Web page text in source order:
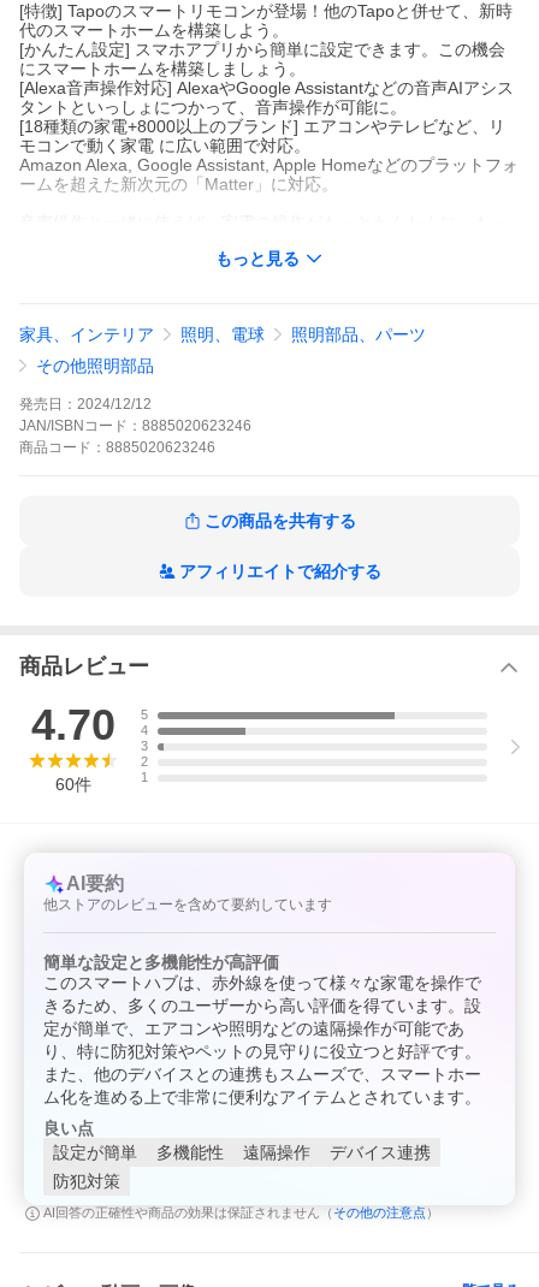
[特徴] Tapoのスマートリモコンが登場！他のTapoと併せて、新時
代のスマートホームを構築しよう。
[かんたん設定] スマホアプリから簡単に設定できます。この機会
にスマートホームを構築しましょう。
[Alexa音声操作対応] AlexaやGoogle Assistantなどの音声AIアシス
タントといっしょにつかって、音声操作が可能に。
[18種類の家電+8000以上のブランド] エアコンやテレビなど、リ
モコンで動く家電 に広い範囲で対応。
Amazon Alexa, Google Assistant, Apple Homeなどのプラットフォ
ームを超えた新次元の「Matter」に対応。
テレビやエアコン、照明など、リモコンが必要な家電を、なんと
『アレクサ、テレビをつけて』や『エアコンを消して』と言うだ
けで、パッと家電が動くので、リモコンを探す手間がなくなり、
手が離せない時でも、『アレクサ』と声をかければOK！まるで家
電があなたに応えてくれるような感覚で、日々の生活がもっと楽
になります。忙しい時も、リラックスしたい時も、スマートで便
利な毎日を楽しみましょう。
もっと見る
家具、インテリア 照明、電球
照明部品、パーツ
その他照明部品
発売日： 2024/12/12
JAN/ISBNコード： 8885020623246
商品 コード： 8885020623246
この商品を共有する
アフィリエイトで紹介する
商品レビュー
4.70
60件
5
4
3
2
1
AI要約
他ストアのレビューを含めて要約しています
簡単な設定と多機能性が高評価
このスマートハブは、赤外線を使って様々な家電を操作で
きるため、多くのユーザーから高い評価を得ています。設
定が簡単で、エアコンや照明などの遠隔操作が可能であ
り、特に防犯対策やペットの見守りに役立つと好評です。
また、他のデバイスとの連携もスムーズで、スマートホー
ム化を進める上で非常に便利なアイテムとされています。
良い点
設定が簡単
多機能性 遠隔操作
デバイス連携
防犯対策
AI回答の正確性や商品の効果は保証されません（ その他の注意点 ）